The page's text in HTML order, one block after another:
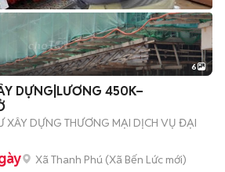
+2
6
DỰNG|LƯƠNG 450K–
XÂY DỰNG THƯƠNG MẠI DỊCH VỤ ĐẠI
Xã Thanh Phú (Xã Bến Lức mới)